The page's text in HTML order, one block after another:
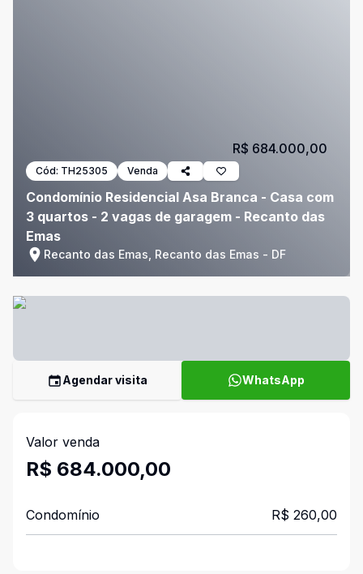
Cód: TH25305 Venda
Condomínio Residencial Asa Branca - Casa com
3 quartos - 2 vagas de garagem - Recanto das
Emas
Recanto das Emas, Recanto das Emas - DF
R$ 684.000,00
Agendar visita WhatsApp
Valor venda
R$ 684.000,00
Condomínio R$ 260,00